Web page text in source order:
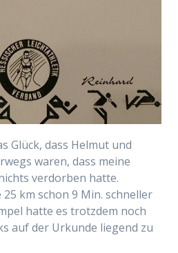
Glück, dass Helmut und
waren, dass meine
verdorben hatte.
km schon 9 Min. schneller
hatte es trotzdem noch
auf der Urkunde liegend zu